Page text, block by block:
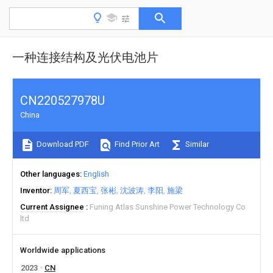
一种连接结构及光伏电池片
CN220527978U
China
Download PDF Find Prior Art Similar
Other languages English
Inventor 周军 夏西宝 张彬 沈波涛 李阳 施梁
Current Assignee
Funing Atlas Sunshine Power Technology Co
ltd
Worldwide applications
2023
CN